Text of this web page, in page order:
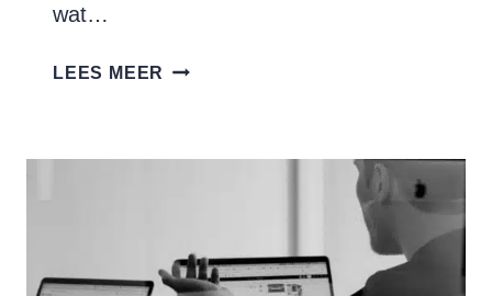
wat…
LEES MEER JULLIE
OF
TOCH…?